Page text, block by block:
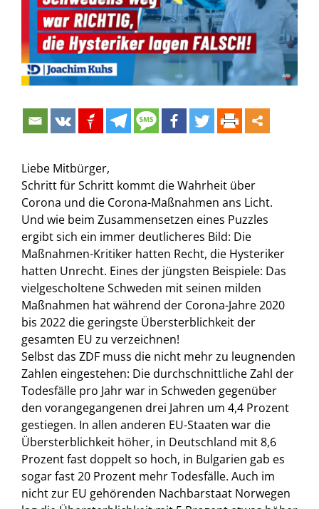
Liebe Mitbürger,
Schritt für Schritt kommt die Wahrheit über
Corona und die Corona-Maßnahmen ans Licht.
Und wie beim Zusammensetzen eines Puzzles
ergibt sich ein immer deutlicheres Bild: Die
Maßnahmen-Kritiker hatten Recht, die Hysteriker
hatten Unrecht. Eines der jüngsten Beispiele: Das
vielgescholtene Schweden mit seinen milden
Maßnahmen hat während der Corona-Jahre 2020
bis 2022 die geringste Übersterblichkeit der
gesamten EU zu verzeichnen!
Selbst das ZDF muss die nicht mehr zu leugnenden
Zahlen eingestehen: Die durchschnittliche Zahl der
Todesfälle pro Jahr war in Schweden gegenüber
den vorangegangenen drei Jahren um 4,4 Prozent
gestiegen. In allen anderen EU-Staaten war die
Übersterblichkeit höher, in Deutschland mit 8,6
Prozent fast doppelt so hoch, in Bulgarien gab es
sogar fast 20 Prozent mehr Todesfälle. Auch im
nicht zur EU gehörenden Nachbarstaat Norwegen